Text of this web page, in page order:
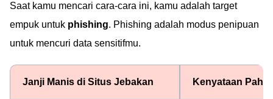
Saat kamu mencari cara-cara ini, kamu adalah target
empuk untuk phishing. Phishing adalah modus penipuan
untuk mencuri data sensitifmu.
Janji Manis di Situs Jebakan Kenyataan Pahit